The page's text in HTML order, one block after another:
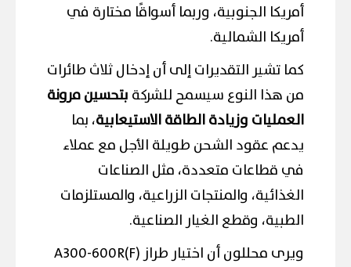
أمريكا الجنوبية، وربما أسواقًا مختارة في
أمريكا الشمالية.
كما تشير التقديرات إلى أن إدخال ثلاث طائرات
من هذا النوع سيسمح للشركة بتحسين مرونة
العمليات وزيادة الطاقة الاستيعابية، بما
يدعم عقود الشحن طويلة الأجل مع عملاء
في قطاعات متعددة، مثل الصناعات
الغذائية، والمنتجات الزراعية، والمستلزمات
الطبية، وقطع الغيار الصناعية.
ويرى محللون أن اختيار طراز A300-600R(F)